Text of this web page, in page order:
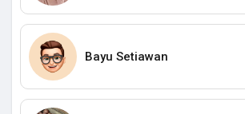
Bayu Setiawan